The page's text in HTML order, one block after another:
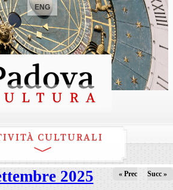
ENG
CULTURALI
2025 « Prec Succ »